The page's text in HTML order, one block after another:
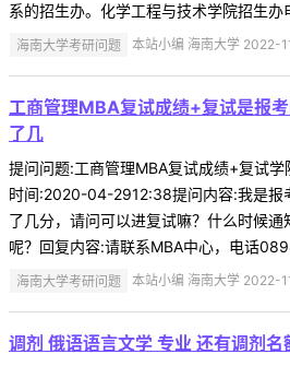
系的招生办。化学工程与技术学院招生
海南大学考研问题 本站小编 海南大学 2022-
工商管理MBA复试成绩+复试是报
了几
提问问题:工商管理MBA复试成绩+复试
时间:2020-04-2912:38提问内容:我是报
了几分，请问可以进复试嘛？什么时候通
呢？回复内容:请联系MBA中心，电话
海南大学考研问题 本站小编 海南大学 2022-
调剂 俄语语言文学 专业 还有调剂名